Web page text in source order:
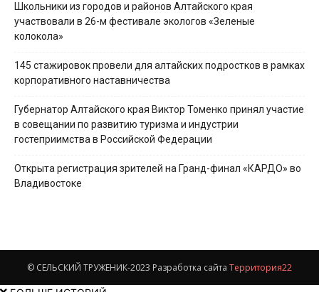
Школьники из городов и районов Алтайского края
участвовали в 26-м фестивале экологов «Зеленые
колокола»
145 стажировок провели для алтайских подростков в рамках
корпоративного наставничества
Губернатор Алтайского края Виктор Томенко принял участие
в совещании по развитию туризма и индустрии
гостеприимства в Российской Федерации
Открыта регистрация зрителей на Гранд-финал «КАРДО» во
Владивостоке
© СЕЛЬСКИЙ ТРУЖЕНИК-2023 Разработка сайта Территория22